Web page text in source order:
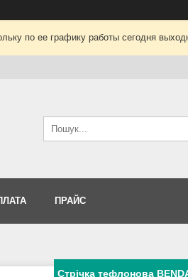
по ее графику работы сегодня
ПРАЙС
Стрічка тефлонова